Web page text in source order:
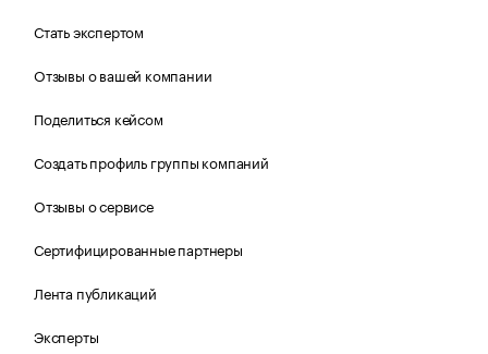
Стать экспертом
Отзывы о вашей компании
Поделиться кейсом
Создать профиль группы компаний
Отзывы о сервисе
Сертифицированные партнеры
Лента публикаций
Эксперты